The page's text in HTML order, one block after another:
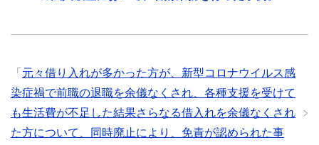
「 元々借り入れが多かった方が、新型コロナウイルス感
染症禍で前職の退職を余儀なくされ、各種支援を受けて
も生活費が不足した結果さらなる借入れを余儀なくされ
た方について、同時廃止により、免責が認められた事